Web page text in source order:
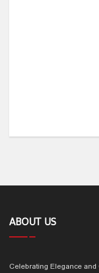
ABOUT US
Celebrating Elegance and